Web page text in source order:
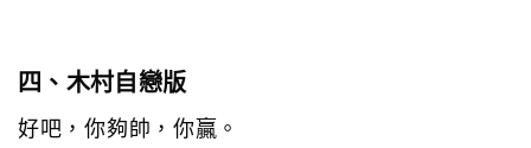
四、木村自戀版
好吧，你夠帥，你贏。